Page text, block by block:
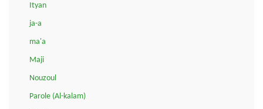
Ityan
ja-a
ma'a
Maji
Nouzoul
Parole (Al-kalam)